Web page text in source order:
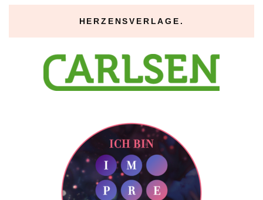
HERZENSVERLAGE.